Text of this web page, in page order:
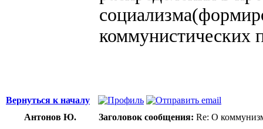
коммунистических
Вернуться к началу
Антонов Ю.
Заголовок сообщения: Re: О